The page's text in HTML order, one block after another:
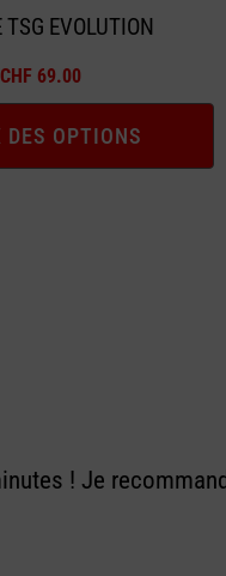
TSG EVOLUTION
CHF 69.00
DES OPTIONS
! Je